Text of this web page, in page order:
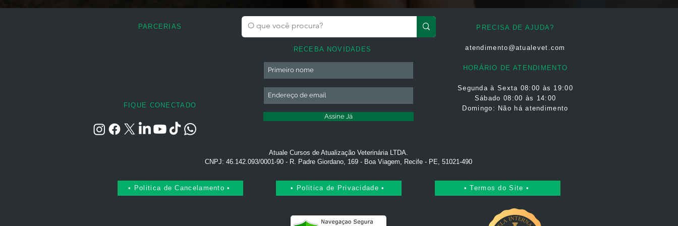
- Transferência Bancária/Depósito Bancário
Para mais dúvidas e esclarecimentos: acesse a página de "Entre em Contato Conosco"
suficiente. Se for adiado, informaremos os inscritos sobre novas datas, para saber mais sobre nossa política
de reembolso acesse a página de politica de cancelamento no rodapé da página.
- Tem alguma dúvida de como se increver? Acesse a página de ajuda.
- Alunos e ex-alunos Atuale possuem 5% de desconto (entre em contato conosco antes da inscrição).
- Ao confirmar sua inscrição você confirma que leu a nossa Politica de Cancelamento.
Decreto nº 5154 e normas da Resolução CNE nº 04/99 - MEC.
PARCERIAS
FIQUE CONECTADO
RECEBA NOVIDADES
Assine Já
PRECISA DE AJUDA?
atendimento@atualevet.com
HORÁRIO DE ATENDIMENTO
Segunda à Sexta 08:00 às 19:00
Sábado 08:00 às 14:00
Domingo: Não há atendimento
Atuale Cursos de Atualização Veterinária LTDA.
CNPJ: 46.142.093/0001-90 - R. Padre Giordano, 169 - Boa Viagem, Recife - PE, 51021-490
• Politica de Cancelamento • • Politica de Privacidade • • Termos do Site •